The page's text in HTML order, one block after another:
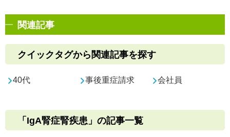
関連記事
クイックタグから関連記事を探す
40代 事後重症請求 会社員
「IgA腎症腎疾患」の記事一覧